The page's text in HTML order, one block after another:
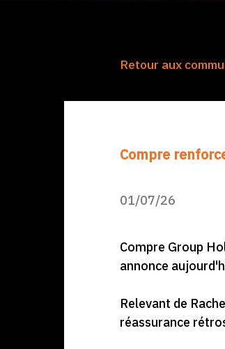
Retour aux
Compre
01/07/26
Compre Group
annonce
Relevant de
réassurance